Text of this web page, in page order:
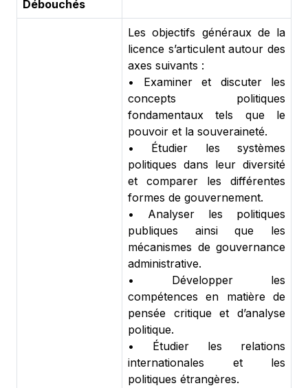
Débouchés
Les objectifs généraux de la
licence s’articulent autour des
axes suivants :
•
Examiner et discuter les
concepts politiques
fondamentaux tels que le
pouvoir et la souveraineté.
•
Étudier les systèmes
politiques dans leur diversité
et comparer les différentes
formes de gouvernement.
•
Analyser les politiques
publiques ainsi que les
mécanismes de gouvernance
administrative.
•
Développer les
compétences en matière de
pensée critique et d’analyse
politique.
•
Étudier les relations
internationales et les
politiques étrangères.